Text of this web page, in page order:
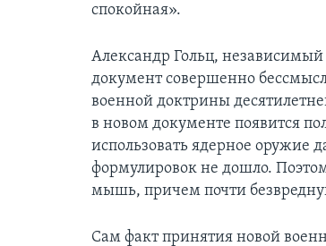
спокойная».
Александр Гольц,
документ совершенно
военной доктрины
в новом документе появится
использовать ядерное оружие
формулировок не дошло.
мышь, причем почти
Сам факт принятия новой